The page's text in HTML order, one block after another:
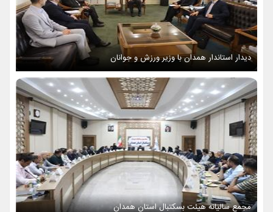
دیدار استاندار همدان با وزیر ورزش و جوانان
مجمع سالیانه هیئت بسکتبال استان همدان